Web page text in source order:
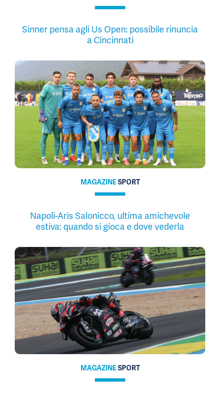
Sinner pensa agli Us Open: possibile rinuncia
a Cincinnati
MAGAZINESPORT
Napoli-Aris Salonicco, ultima amichevole
estiva: quando si gioca e dove vederla
MAGAZINESPORT